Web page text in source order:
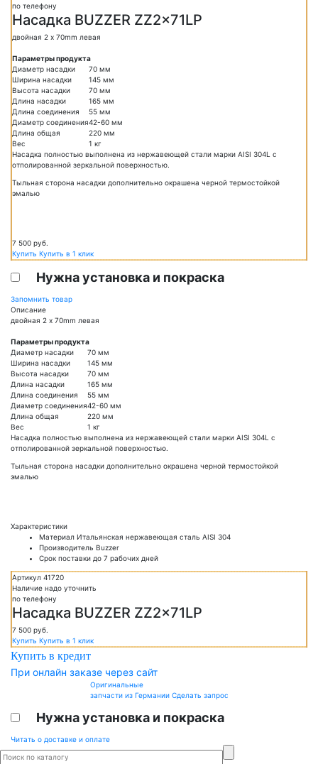
по телефону
Насадка BUZZER ZZ2x71LP
двойная 2 x 70mm левая
Параметры продукта
Диаметр насадки
70 мм
Ширина насадки
145 мм
Высота насадки
70 мм
Длина насадки
165 мм
Длина соединения
55 мм
Диаметр соединения42-60 мм
Длина общая
220 мм
Вес
1 кг
Насадка полностью выполнена из нержавеющей стали марки AISI 304L c
отполированной зеркальной поверхностью.
Тыльная сторона насадки дополнительно окрашена черной термостойкой
эмалью
7 500 руб.
Купить Купить в 1 клик
Нужна установка и покраска
Запомнить товар
Описание
двойная 2 x 70mm левая
Параметры продукта
Диаметр насадки
70 мм
Ширина насадки
145 мм
Высота насадки
70 мм
Длина насадки
165 мм
Длина соединения
55 мм
Диаметр соединения42-60 мм
Длина общая
220 мм
Вес
1 кг
Насадка полностью выполнена из нержавеющей стали марки AISI 304L c
отполированной зеркальной поверхностью.
Тыльная сторона насадки дополнительно окрашена черной термостойкой
эмалью
Характеристики
Материал Итальянская нержавеющая сталь AISI 304
Производитель Buzzer
Срок поставки до 7 рабочих дней
Артикул 41720
Наличие надо уточнить
по телефону
Насадка BUZZER ZZ2x71LP
7 500 руб.
Купить Купить в 1 клик
Купить в кредит
При онлайн заказе через сайт
Оригинальные
запчасти из Германии Сделать запрос
Нужна установка и покраска
Читать о доставке и оплате